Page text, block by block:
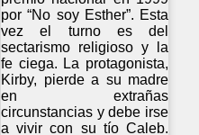
por “No soy Esther”. Esta
vez el turno es del
sectarismo religioso y la
fe ciega. La protagonista,
Kirby, pierde a su madre
en extrañas
circunstancias y debe irse
a vivir con su tío Caleb.